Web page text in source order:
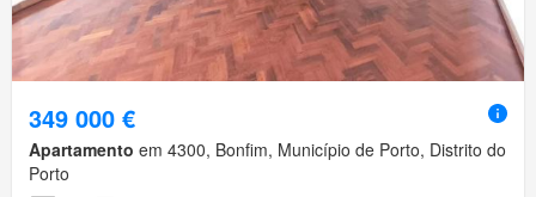
349 000 €
Apartamento em 4300, Bonfim, Município de Porto, Distrito do
Porto